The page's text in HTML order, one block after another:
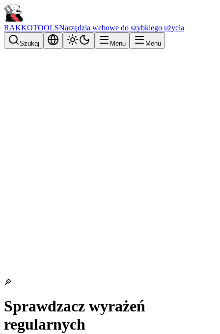
RAKKOTOOLSNarzędzia webowe do szybkiego użycia
Szukaj Menu Menu
🔎
Sprawdzacz wyrażeń
regularnych